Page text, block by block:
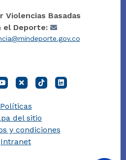
Violencias Basadas
el Deporte:
Políticas
del sitio
y condiciones
Intranet